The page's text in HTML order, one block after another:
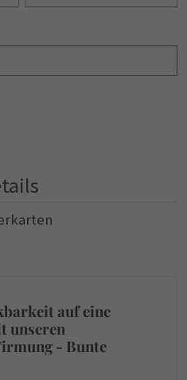
auf eine
unseren
- Bunte